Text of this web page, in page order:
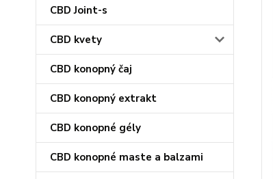
CBD Joint-s
CBD kvety
CBD konopný čaj
CBD konopný extrakt
CBD konopné gély
CBD konopné maste a balzami